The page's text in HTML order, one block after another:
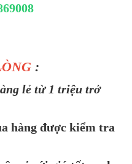
:
lẻ từ 1 triệu trở
hàng được kiểm tra